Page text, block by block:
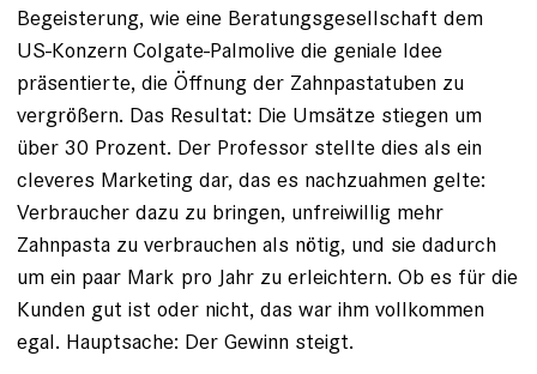
Begeisterung, wie eine Beratungsgesellschaft dem
US-Konzern Colgate-Palmolive die geniale Idee
präsentierte, die Öffnung der Zahnpastatuben zu
vergrößern. Das Resultat: Die Umsätze stiegen um
über 30 Prozent. Der Professor stellte dies als ein
cleveres Marketing dar, das es nachzuahmen gelte:
Verbraucher dazu zu bringen, unfreiwillig mehr
Zahnpasta zu verbrauchen als nötig, und sie dadurch
um ein paar Mark pro Jahr zu erleichtern. Ob es für die
Kunden gut ist oder nicht, das war ihm vollkommen
egal. Hauptsache: Der Gewinn steigt.